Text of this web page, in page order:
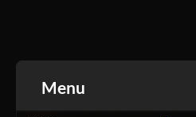
ဝတ္ထုတို
Menu